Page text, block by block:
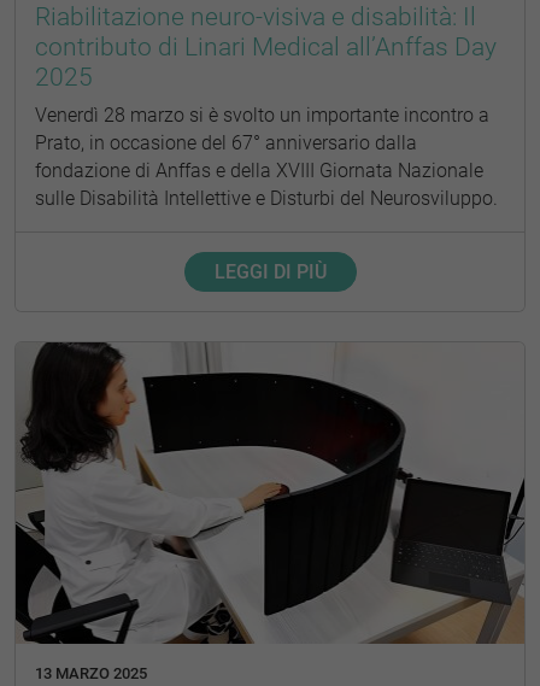
Riabilitazione neuro-visiva e disabilità: Il
contributo di Linari Medical all’Anffas Day
2025
Venerdì 28 marzo si è svolto un importante incontro a
Prato, in occasione del 67° anniversario dalla
fondazione di Anffas e della XVIII Giornata Nazionale
sulle Disabilità Intellettive e Disturbi del Neurosviluppo.
LEGGI DI PIÙ
13 MARZO 2025